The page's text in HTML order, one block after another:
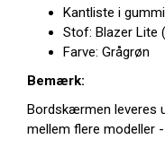
Kantliste i
Stof: Blazer Lite
Farve: Grågrøn
Bemærk:
Bordskærmen leveres
mellem flere modeller